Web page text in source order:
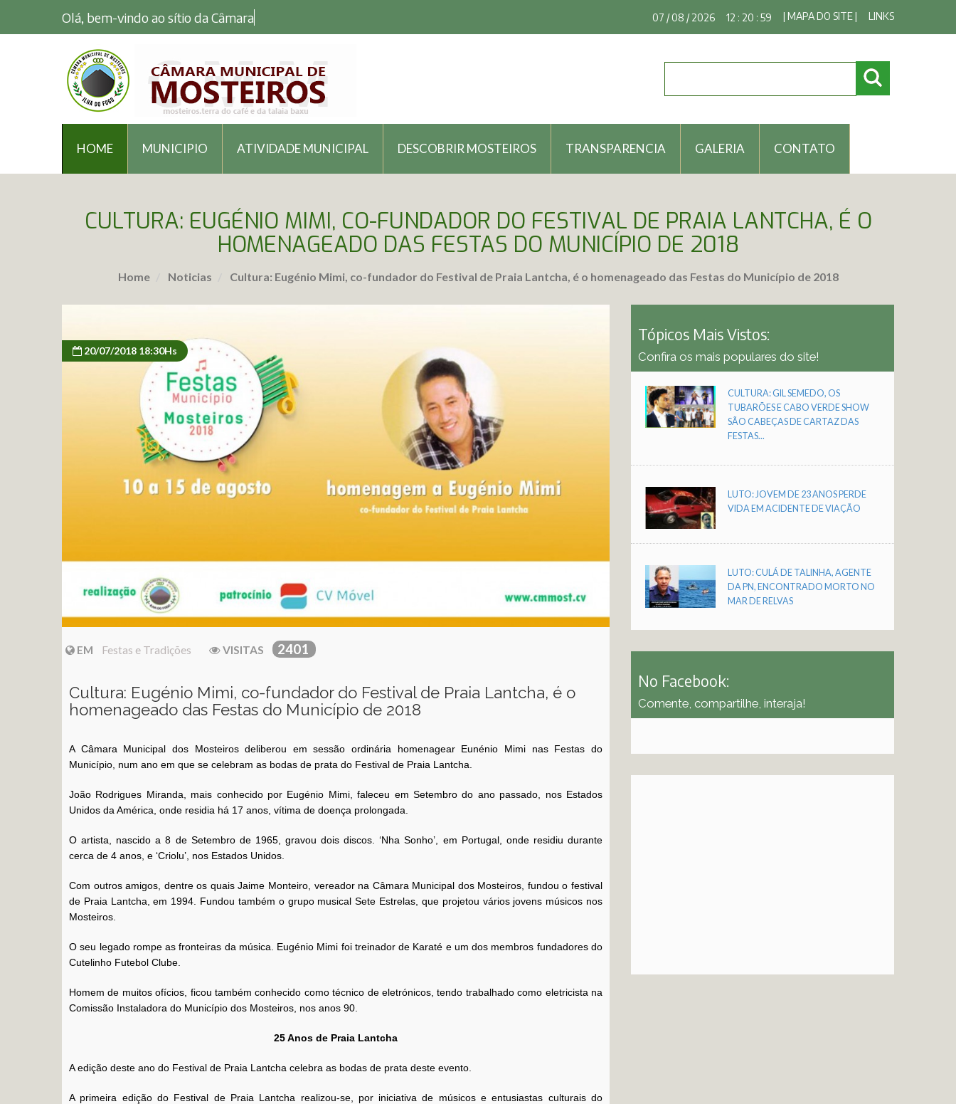
Olá, bem-vindo ao sítio da Câmara Mun 07 / 08 / 2026 12 : 21 : 00 | MAPA DO SITE | LINKS
HOME MUNICIPIO ATIVIDADE MUNICIPAL DESCOBRIR MOSTEIROS TRANSPARENCIA GALERIA CONTATO
CULTURA: EUGÉNIO MIMI, CO-FUNDADOR DO FESTIVAL DE PRAIA LANTCHA, É O
HOMENAGEADO DAS FESTAS DO MUNICÍPIO DE 2018
Home Noticias Cultura: Eugénio Mimi, co-fundador do Festival de Praia Lantcha, é o homenageado das Festas do Município de 2018
20/07/2018 18:30Hs
EM Festas e Tradições VISITAS 2401
Cultura: Eugénio Mimi, co-fundador do Festival de Praia Lantcha, é o
homenageado das Festas do Município de 2018
A Câmara Municipal dos Mosteiros deliberou em sessão ordinária homenagear Eunénio Mimi nas Festas do
Município, num ano em que se celebram as bodas de prata do Festival de Praia Lantcha.
João Rodrigues Miranda, mais conhecido por Eugénio Mimi, faleceu em Setembro do ano passado, nos Estados
Unidos da América, onde residia há 17 anos, vítima de doença prolongada.
O artista, nascido a 8 de Setembro de 1965, gravou dois discos. ‘Nha Sonho’, em Portugal, onde residiu durante
cerca de 4 anos, e ‘Criolu’, nos Estados Unidos.
Com outros amigos, dentre os quais Jaime Monteiro, vereador na Câmara Municipal dos Mosteiros, fundou o festival
de Praia Lantcha, em 1994. Fundou também o grupo musical Sete Estrelas, que projetou vários jovens músicos nos
Mosteiros.
O seu legado rompe as fronteiras da música. Eugénio Mimi foi treinador de Karaté e um dos membros fundadores do
Cutelinho Futebol Clube.
Homem de muitos ofícios, ficou também conhecido como técnico de eletrónicos, tendo trabalhado como eletricista na
Comissão Instaladora do Município dos Mosteiros, nos anos 90.
25 Anos de Praia Lantcha
A edição deste ano do Festival de Praia Lantcha celebra as bodas de prata deste evento.
A primeira edição do Festival de Praia Lantcha realizou-se, por iniciativa de músicos e entusiastas culturais do
Tópicos Mais Vistos:
Confira os mais populares do site!
CULTURA: GIL SEMEDO, OS
TUBARÕES E CABO VERDE SHOW
SÃO CABEÇAS DE CARTAZ DAS
FESTAS...
LUTO: JOVEM DE 23 ANOS PERDE
VIDA EM ACIDENTE DE VIAÇÃO
LUTO: CULÁ DE TALINHA, AGENTE
DA PN, ENCONTRADO MORTO NO
MAR DE RELVAS
No Facebook:
Comente, compartilhe, interaja!